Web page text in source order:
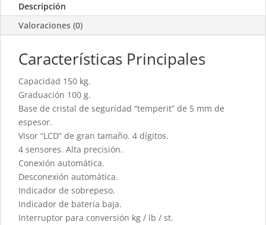
Descripción
Valoraciones (0)
Características Principales
Capacidad 150 kg.
Graduación 100 g.
Base de cristal de seguridad “temperit” de 5 mm de
espesor.
Visor “LCD” de gran tamaño. 4 dígitos.
4 sensores. Alta precisión.
Conexión automática.
Desconexión automática.
Indicador de sobrepeso.
Indicador de batería baja.
Interruptor para conversión kg / lb / st.